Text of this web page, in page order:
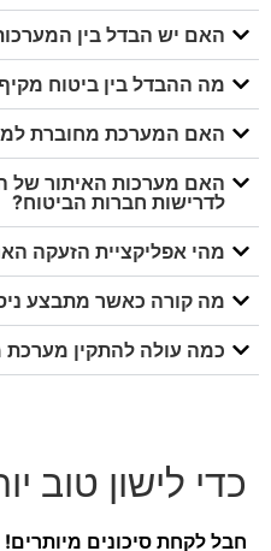
האם יש הבדל בין
מה ההבדל בין ביטוח מקיף
האם המערכת מחוברת
האם מערכות האיתור של
לדרישות חברות הביטוח?
מהי אפליקציית הזעקה
מה קורה כאשר מתבצע
כמה עולה להתקין מערכת
כדי לישון טוב
חבל לקחת סיכונים מיותרים!